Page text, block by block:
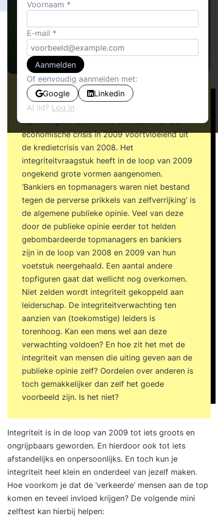
Gebrek aan integriteit (rechtschapen,
deugdzaam, onkreukbaar) van bankiers en
topmanagers lijkt de hoofdoorzaak van de
economische crisis in 2009 voortvloeiend uit
de kredietcrisis van 2008. Het
integriteitvraagstuk heeft in de loop van 2009
ongekend grote vormen aangenomen.
‘Bankiers en topmanagers waren niet bestand
tegen de perverse prikkels van zelfverrijking’ is
de algemene publieke opinie. Veel van deze
door de publieke opinie eerder tot helden
gebombardeerde topmanagers en bankiers
zijn in de loop van 2008 en 2009 van hun
voetstuk neergehaald. Een aantal andere
topfiguren gaat dat wellicht nog overkomen.
Niet zelden wordt integriteit gekoppeld aan
leiderschap. De integriteitverwachting ten
aanzien van (toekomstige) leiders is
torenhoog. Kan een mens wel aan deze
verwachting voldoen? En hoe zit het met de
integriteit van mensen die uiting geven aan de
publieke opinie zelf? Oordelen over anderen is
toch gemakkelijker dan zelf het goede
voorbeeld zijn. Is het niet?
Integriteit is in de loop van 2009 tot iets groots en
ongrijpbaars geworden. En hierdoor ook tot iets
afstandelijks en onpersoonlijks. En toch kun je
integriteit heel klein en onderdeel van jezelf maken.
Hoe voorkom je dat de ‘verkeerde’ mensen aan de top
komen en teveel invloed krijgen? De volgende mini
zelftest kan hierbij helpen:
Voornaam
E-mail
Aanmelden
Of eenvoudig aanmelden met:
Google
Linkedin
Al lid? Log in